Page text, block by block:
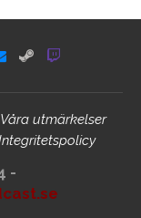
Våra utmärkelser
-